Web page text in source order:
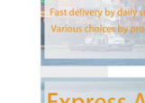
fret maritime
DDP